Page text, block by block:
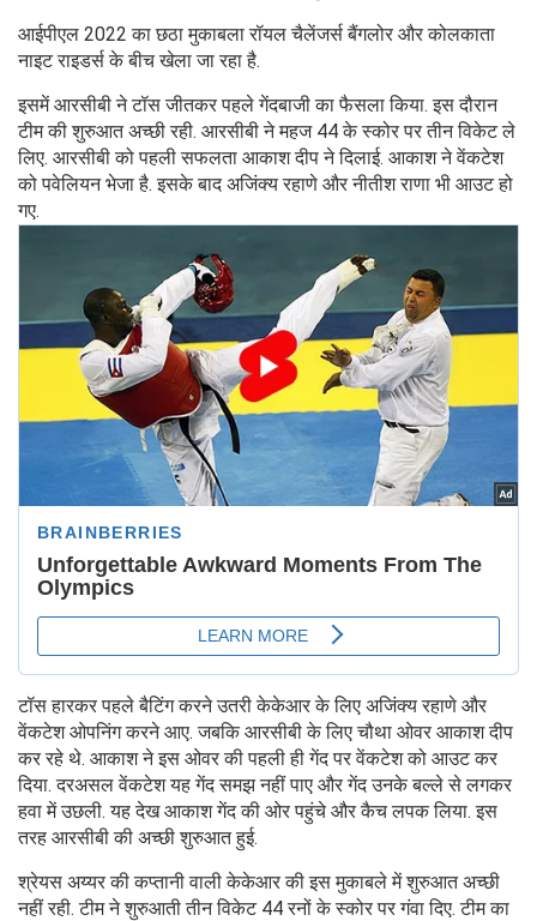
आईपीएल 2022 का छठा मुकाबला रॉयल चैलेंजर्स बैंगलोर और कोलकाता
नाइट राइडर्स के बीच खेला जा रहा है.
इसमें आरसीबी ने टॉस जीतकर पहले गेंदबाजी का फैसला किया. इस दौरान
टीम की शुरुआत अच्छी रही. आरसीबी ने महज 44 के स्कोर पर तीन विकेट ले
लिए. आरसीबी को पहली सफलता आकाश दीप ने दिलाई. आकाश ने वेंकटेश
को पवेलियन भेजा है. इसके बाद अजिंक्य रहाणे और नीतीश राणा भी आउट हो
गए.
टॉस हारकर पहले बैटिंग करने उतरी केकेआर के लिए अजिंक्य रहाणे और
वेंकटेश ओपनिंग करने आए. जबकि आरसीबी के लिए चौथा ओवर आकाश दीप
कर रहे थे. आकाश ने इस ओवर की पहली ही गेंद पर वेंकटेश को आउट कर
दिया. दरअसल वेंकटेश यह गेंद समझ नहीं पाए और गेंद उनके बल्ले से लगकर
हवा में उछली. यह देख आकाश गेंद की ओर पहुंचे और कैच लपक लिया. इस
तरह आरसीबी की अच्छी शुरुआत हुई.
श्रेयस अय्यर की कप्तानी वाली केकेआर की इस मुकाबले में शुरुआत अच्छी
नहीं रही. टीम ने शुरुआती तीन विकेट 44 रनों के स्कोर पर गंवा दिए. टीम का